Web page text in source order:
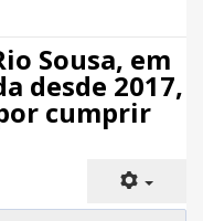
Sousa, em
desde 2017,
cumprir